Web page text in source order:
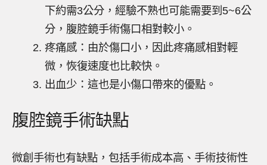
下約需3公分，經驗不熟也可能需要到5~6公
分，腹腔鏡手術傷口相對較小。
疼痛感：由於傷口小，因此疼痛感相對輕
微，恢復速度也比較快。
出血少：這也是小傷口帶來的優點。
腹腔鏡手術缺點
微創手術也有缺點，包括手術成本高、手術技術性